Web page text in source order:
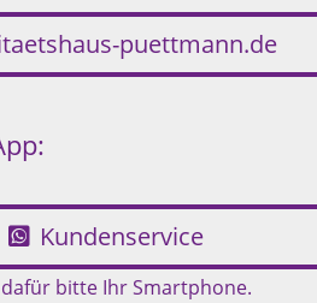
puettmann.de
Kundenservice
bitte Ihr Smartphone.